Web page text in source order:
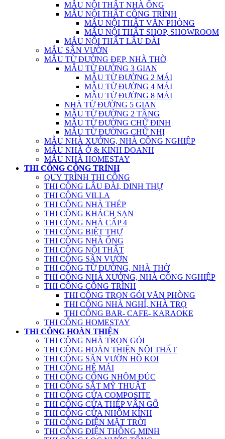
MẪU NỘI THẤT NHÀ ỐNG
MẪU NỘI THẤT CÔNG TRÌNH
MẪU NỘI THẤT VĂN PHÒNG
MẪU NỘI THẤT SHOP, SHOWROOM
MẪU NỘI THẤT LÂU ĐÀI
MẪU SÂN VƯỜN
MẪU TỪ ĐƯỜNG ĐẸP, NHÀ THỜ
MẪU TỪ ĐƯỜNG 3 GIAN
MẪU TỪ ĐƯỜNG 2 MÁI
MẪU TỪ ĐƯỜNG 4 MÁI
MẪU TỪ ĐƯỜNG 8 MÁI
NHÀ TỪ ĐƯỜNG 5 GIAN
MẪU TỪ ĐƯỜNG 2 TẦNG
MẪU TỪ ĐƯỜNG CHỮ ĐINH
MẪU TỪ ĐƯỜNG CHỮ NHỊ
MẪU NHÀ XƯỞNG, NHÀ CÔNG NGHIỆP
MẪU NHÀ Ở & KINH DOANH
MẪU NHÀ HOMESTAY
THI CÔNG CÔNG TRÌNH
QUY TRÌNH THI CÔNG
THI CÔNG LÂU ĐÀI, DINH THỰ
THI CÔNG VILLA
THI CÔNG NHÀ THÉP
THI CÔNG KHÁCH SẠN
THI CÔNG NHÀ CẤP 4
THI CÔNG BIỆT THỰ
THI CÔNG NHÀ ỐNG
THI CÔNG NỘI THẤT
THI CÔNG SÂN VƯỜN
THI CÔNG TỪ ĐƯỜNG, NHÀ THỜ
THI CÔNG NHÀ XƯỞNG, NHÀ CÔNG NGHIỆP
THI CÔNG CÔNG TRÌNH
THI CÔNG TRỌN GÓI VĂN PHÒNG
THI CÔNG NHÀ NGHỈ, NHÀ TRỌ
THI CÔNG BAR- CAFE- KARAOKE
THI CÔNG HOMESTAY
THI CÔNG HOÀN THIỆN
THI CÔNG NHÀ TRỌN GÓI
THI CÔNG HOÀN THIỆN NỘI THẤT
THI CÔNG SÂN VƯỜN HỒ KOI
THI CÔNG HỆ MÁI
THI CÔNG CỔNG NHÔM ĐÚC
THI CÔNG SẮT MỸ THUẬT
THI CÔNG CỬA COMPOSITE
THI CÔNG CỬA THÉP VÂN GỖ
THI CÔNG CỬA NHÔM KÍNH
THI CÔNG ĐIỆN MẶT TRỜI
THI CÔNG ĐIỆN THÔNG MINH